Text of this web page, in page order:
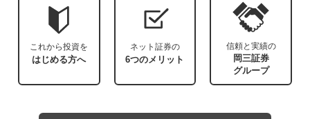
これから投資を
はじめる方へ
ネット証券の
6つのメリット
信頼と実績の
岡三証券
グループ